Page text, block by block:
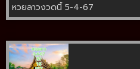
หวยลาวงวดนี้ 5-4-67